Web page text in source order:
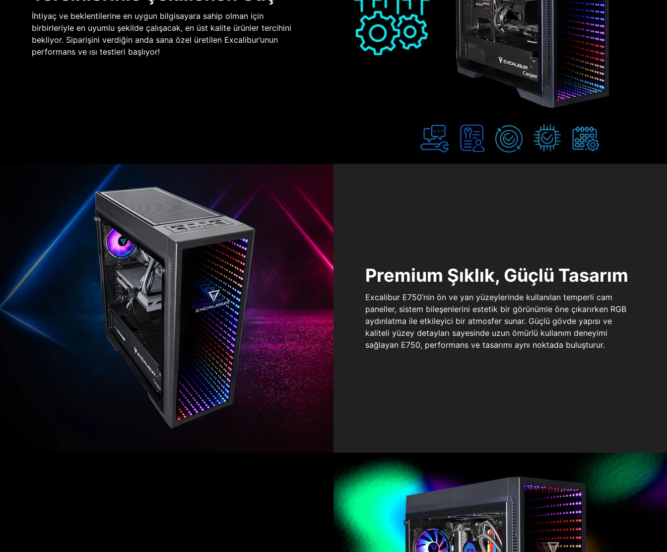
İhtiyaç ve beklentilerine en uygun bilgisayara sahip olman için
birbirleriyle en uyumlu şekilde çalışacak, en üst kalite ürünler tercihini
bekliyor. Siparişini verdiğin anda sana özel üretilen Excalibur’unun
performans ve ısı testleri başlıyor!
Premium Şıklık, Güçlü Tasarım
Excalibur E750’nin ön ve yan yüzeylerinde kullanılan temperli cam
paneller, sistem bileşenlerini estetik bir görünümle öne çıkarırken RGB
aydınlatma ile etkileyici bir atmosfer sunar. Güçlü gövde yapısı ve
kaliteli yüzey detayları sayesinde uzun ömürlü kullanım deneyimi
sağlayan E750, performans ve tasarımı aynı noktada buluşturur.